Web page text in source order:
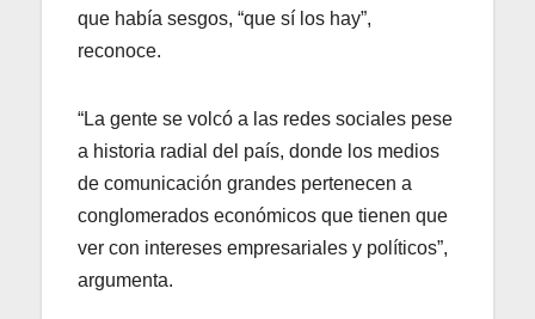
que había sesgos, “que sí los hay”,
reconoce.
“La gente se volcó a las redes sociales pese
a historia radial del país, donde los medios
de comunicación grandes pertenecen a
conglomerados económicos que tienen que
ver con intereses empresariales y políticos”,
argumenta.